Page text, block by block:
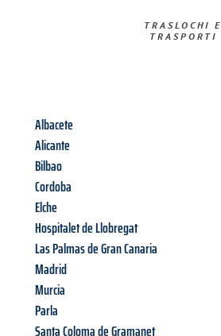
TRASLOCHI E
TRASPORTI​
Albacete
Alicante
Bilbao
Cordoba
Elche
Hospitalet de Llobregat
Las Palmas de Gran Canaria
Madrid
Murcia
Parla
Santa Coloma de Gramanet